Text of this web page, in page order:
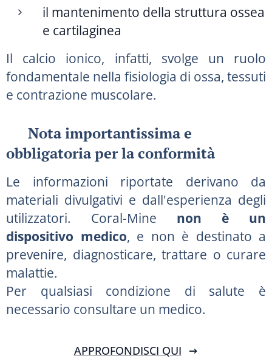
il mantenimento della struttura ossea
e cartilaginea
Il calcio ionico, infatti, svolge un ruolo
fondamentale nella fisiologia di ossa, tessuti
e contrazione muscolare.
Nota importantissima e
obbligatoria per la conformità
Le informazioni riportate derivano da
materiali divulgativi e dall'esperienza degli
utilizzatori. Coral-Mine non è un
dispositivo medico, e non è destinato a
prevenire, diagnosticare, trattare o curare
malattie.
Per qualsiasi condizione di salute è
necessario consultare un medico.
APPROFONDISCI QUI